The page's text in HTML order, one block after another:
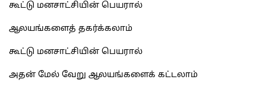
கூட்டு மனசாட்சியின் பெயரால்
ஆலயங்களைத் தகர்க்கலாம்
கூட்டு மனசாட்சியின் பெயரால்
அதன் மேல் வேறு ஆலயங்களைக் கட்டலாம்